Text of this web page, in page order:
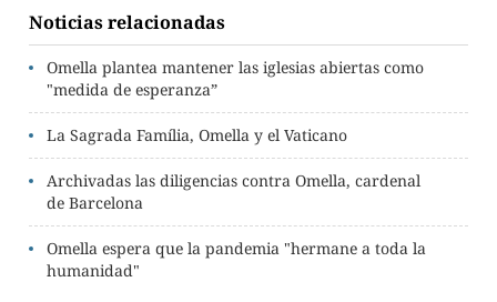
Noticias relacionadas
Omella plantea mantener las iglesias abiertas como
"medida de esperanza”
La Sagrada Família, Omella y el Vaticano
Archivadas las diligencias contra Omella, cardenal
de Barcelona
Omella espera que la pandemia "hermane a toda la
humanidad"